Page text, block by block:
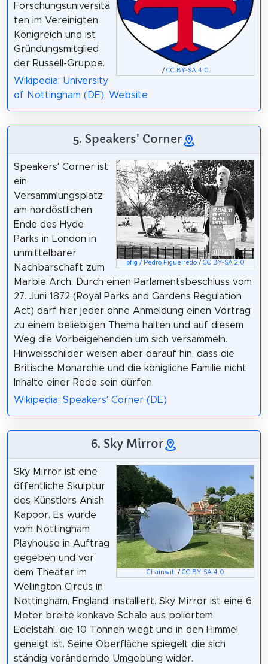
/ CC BY-SA 4.0
Forschungsuniversitä
ten im Vereinigten
Königreich und ist
Gründungsmitglied
der Russell-Gruppe.
Wikipedia: University
of Nottingham (DE), Website
5. Speakers' Corner
pfig / Pedro Figueiredo/ CC BY-SA 2.0
Speakers’ Corner ist
ein
Versammlungsplatz
am nordöstlichen
Ende des Hyde
Parks in London in
unmittelbarer
Nachbarschaft zum
Marble Arch. Durch einen Parlamentsbeschluss vom
27. Juni 1872 (Royal Parks and Gardens Regulation
Act) darf hier jeder ohne Anmeldung einen Vortrag
zu einem beliebigen Thema halten und auf diesem
Weg die Vorbeigehenden um sich versammeln.
Hinweisschilder weisen aber darauf hin, dass die
Britische Monarchie und die königliche Familie nicht
Inhalte einer Rede sein dürfen.
Wikipedia: Speakers’ Corner (DE)
6. Sky Mirror
Chainwit. / CC BY-SA 4.0
Sky Mirror ist eine
öffentliche Skulptur
des Künstlers Anish
Kapoor. Es wurde
vom Nottingham
Playhouse in Auftrag
gegeben und vor
dem Theater im
Wellington Circus in
Nottingham, England, installiert. Sky Mirror ist eine 6
Meter breite konkave Schale aus poliertem
Edelstahl, die 10 Tonnen wiegt und in den Himmel
geneigt ist. Seine Oberfläche spiegelt die sich
ständig verändernde Umgebung wider.